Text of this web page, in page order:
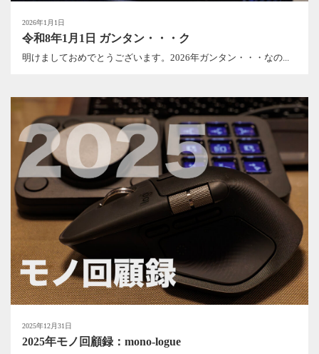
2026年1月1日
令和8年1月1日 ガンタン・・・ク
明けましておめでとうございます。2026年ガンタン・・・なの...
2025年12月31日
2025年モノ回顧録：mono-logue